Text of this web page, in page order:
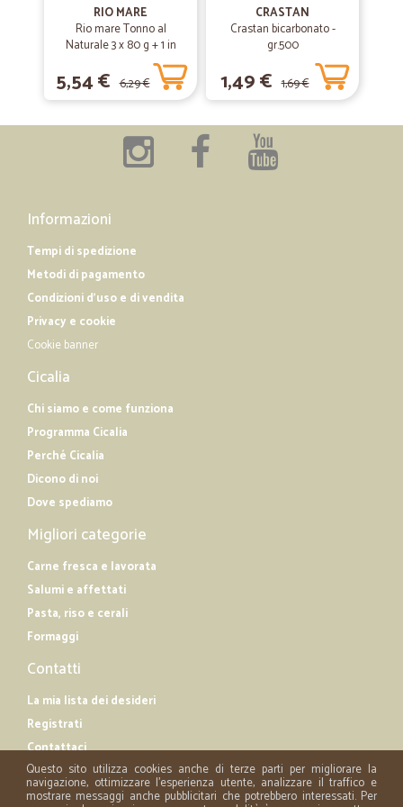
sicuramente. Il cliente viene informato via mail di ogni movimento
della spedizione, il corriere è arrivato puntuale. Sono molto
soddisfatto
Ottimo,prodotti spediti velocemente. grande scelta....10+
RIO MARE
Rio mare Tonno al
Naturale 3 x 80 g + 1 in
5,54 € 6,29 €
CRASTAN
Crastan bicarbonato -
gr.500
1,49 € 1,69 €
Informazioni
Tempi di spedizione
Metodi di pagamento
Condizioni d'uso e di vendita
Privacy e cookie
Cookie banner
Cicalia
Chi siamo e come funziona
Programma Cicalia
Perché Cicalia
Dicono di noi
Dove spediamo
Migliori categorie
Carne fresca e lavorata
Salumi e affettati
Pasta, riso e cerali
Formaggi
Contatti
La mia lista dei desideri
Registrati
Contattaci
Questo sito utilizza cookies anche di terze parti per migliorare la
navigazione, ottimizzare l'esperienza utente, analizzare il traffico e
mostrare messaggi anche pubblicitari che potrebbero interessati. Per